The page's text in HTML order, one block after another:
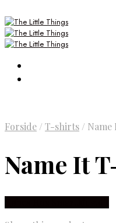
Forside / T-shirts /
Name It